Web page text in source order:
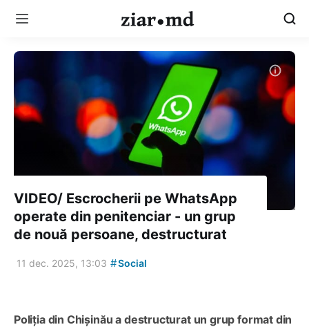
VIDEO/ Escrocherii pe WhatsApp
operate din penitenciar - un grup
de nouă persoane, destructurat
11 dec. 2025, 13:03 #Social
Poliția din Chișinău a destructurat un grup format din